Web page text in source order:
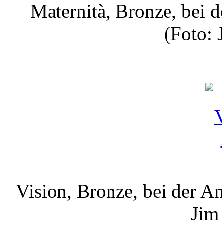
Maternità, Bronze, bei
(Foto:
Vision, Bronze, bei der